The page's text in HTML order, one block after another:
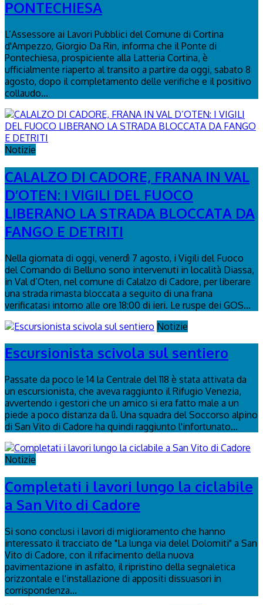
PONTECHIESA
L’Assessore ai Lavori Pubblici del Comune di Cortina
d'Ampezzo, Giorgio Da Rin, informa che il Ponte di
Pontechiesa, prospiciente alla Latteria Cortina, è
ufficialmente riaperto al transito a partire da oggi, sabato 8
agosto, dopo il completamento delle verifiche e il positivo
collaudo...
Notizie
CALALZO DI CADORE, FRANA IN VAL
D’OTEN: I VIGILI DEL FUOCO
LIBERANO LA STRADA BLOCCATA DA
FANGO E DETRITI
Nella giornata di oggi, venerdì 7 agosto, i Vigili del Fuoco
del Comando di Belluno sono intervenuti in località Diassa,
in Val d’Oten, nel comune di Calalzo di Cadore, per liberare
una strada rimasta bloccata a seguito di una frana
verificatasi intorno alle ore 18:00 di ieri. Le ruspe dei GOS...
Notizie
Escursionista scivola sul sentiero
Passate da poco le 14 la Centrale del 118 è stata attivata da
un escursionista, che aveva raggiunto il Rifugio Venezia,
avvertendo i gestori che un amico si era fatto male a un
piede a poco distanza da lì. Una squadra del Soccorso alpino
di San Vito di Cadore ha quindi raggiunto l'infortunato...
Notizie
Completati i lavori lungo la ciclabile
a San Vito di Cadore
Si sono conclusi i lavori di miglioramento che hanno
interessato il tracciato de "La lunga via delel Dolomiti" a San
Vito di Cadore, con il rifacimento della nuova
pavimentazione in asfalto, il ripristino della segnaletica
orizzontale e l'installazione di appositi dissuasori in
corrispondenza...